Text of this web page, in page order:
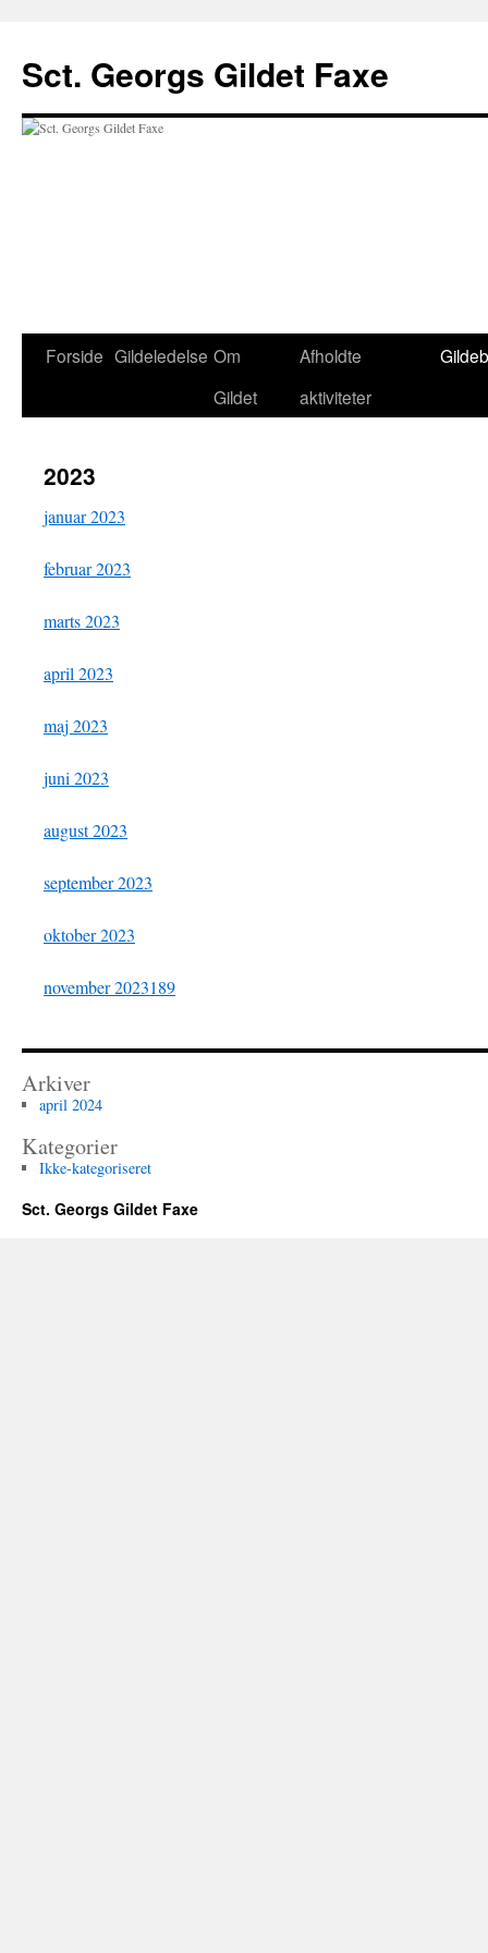
indhold
Sct. Georgs Gildet Faxe
Forside Gildeledelse Om
Gildet
Afholdte
aktiviteter
2023
januar 2023
februar 2023
marts 2023
april 2023
maj 2023
juni 2023
august 2023
september 2023
oktober 2023
november 2023189
Arkiver
april 2024
Kategorier
Ikke-kategoriseret
Sct. Georgs Gildet Faxe